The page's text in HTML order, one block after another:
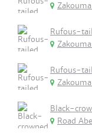
Rufous-
Rufous-
Black-
Road